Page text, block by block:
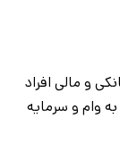
و مالی افراد
وام و سرمایه